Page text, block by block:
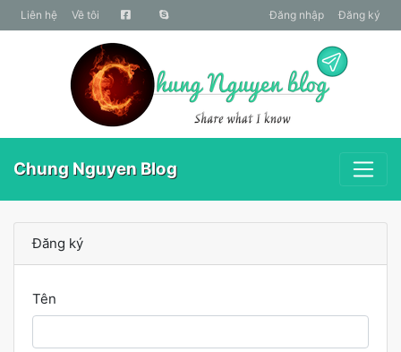
liên hệ Về tôi Đăng nhập Đăng ký
Chung Nguyen Blog
Đăng ký
Tên